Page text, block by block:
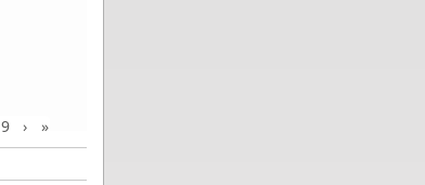
9 › »